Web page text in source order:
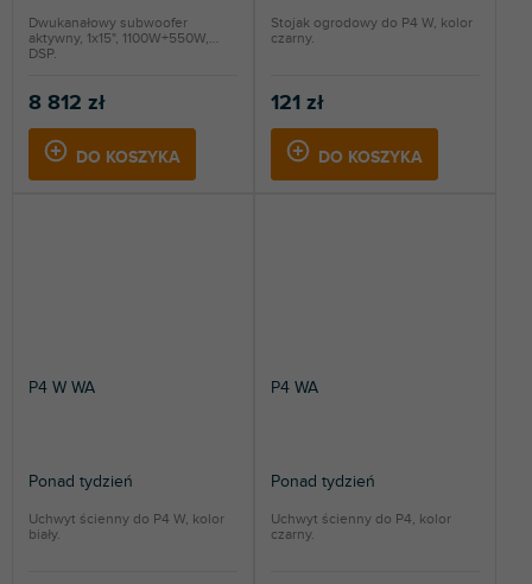
8 812 zł
DO KOSZYKA
Dwukanałowy subwoofer
aktywny, 1x15", 1100W+550W,
DSP.
121 zł
DO KOSZYKA
Stojak ogrodowy do P4 W, kolor
czarny.
P4 W WA
Ponad tydzień
Uchwyt ścienny do P4 W, kolor
biały.
P4 WA
Ponad tydzień
Uchwyt ścienny do P4, kolor
czarny.